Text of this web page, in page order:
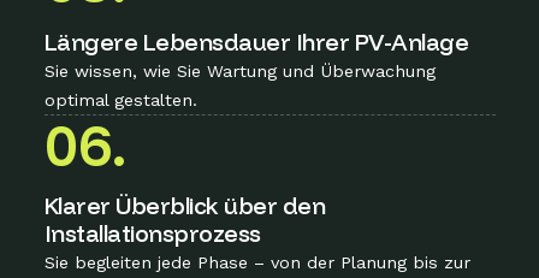
Längere Lebensdauer Ihrer PV-Anlage
Sie wissen, wie Sie Wartung und Überwachung
optimal gestalten.
06.
Klarer Überblick über den
Installationsprozess
Sie begleiten jede Phase – von der Planung bis zur